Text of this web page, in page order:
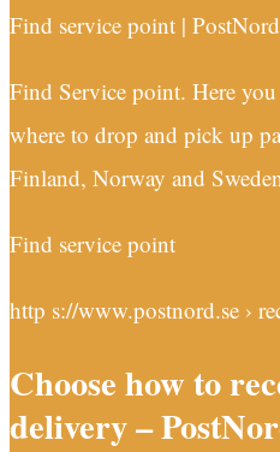
Find service point | PostNord
Find Service point. Here
where to drop and pick up
Finland, Norway and
Find service point
http s://www.postnord.se ›
Choose how to
delivery –